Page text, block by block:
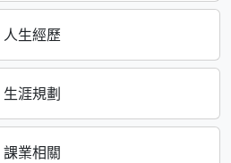
人生經歷
生涯規劃
課業相關